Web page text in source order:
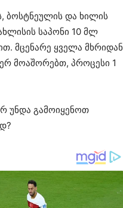
ბოსტნეულის და ხილის
საპონი 10 მლ
მცენარე ყველა მხრიდან
მოაშორებთ, პროცესი 1
უნდა გამოიყენოთ